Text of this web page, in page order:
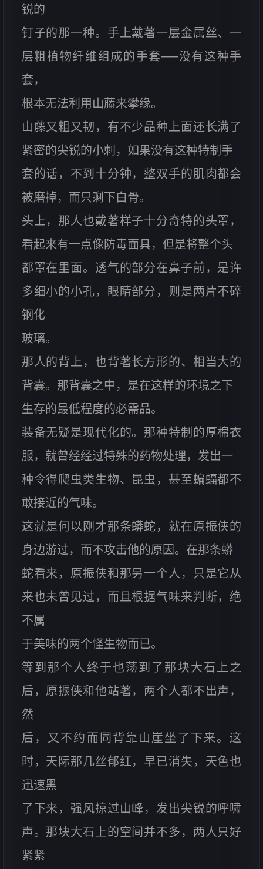
锐的
钉子的那一种。手上戴著一层金属丝、一
层粗植物纤维组成的手套──没有这种手
套，
根本无法利用山藤来攀缘。
山藤又粗又韧，有不少品种上面还长满了
紧密的尖锐的小刺，如果没有这种特制手
套的话，不到十分钟，整双手的肌肉都会
被磨掉，而只剩下白骨。
头上，那人也戴著样子十分奇特的头罩，
看起来有一点像防毒面具，但是将整个头
都罩在里面。透气的部分在鼻子前，是许
多细小的小孔，眼睛部分，则是两片不碎
钢化
玻璃。
那人的背上，也背著长方形的、相当大的
背囊。那背囊之中，是在这样的环境之下
生存的最低程度的必需品。
装备无疑是现代化的。那种特制的厚棉衣
服，就曾经经过特殊的药物处理，发出一
种令得爬虫类生物、昆虫，甚至蝙蝠都不
敢接近的气味。
这就是何以刚才那条蟒蛇，就在原振侠的
身边游过，而不攻击他的原因。在那条蟒
蛇看来，原振侠和那另一个人，只是它从
来也未曾见过，而且根据气味来判断，绝
不属
于美味的两个怪生物而已。
等到那个人终于也荡到了那块大石上之
后，原振侠和他站著，两个人都不出声，
然
后，又不约而同背靠山崖坐了下来。这
时，天际那几丝郁红，早已消失，天色也
迅速黑
了下来，强风掠过山峰，发出尖锐的呼啸
声。那块大石上的空间并不多，两人只好
紧紧